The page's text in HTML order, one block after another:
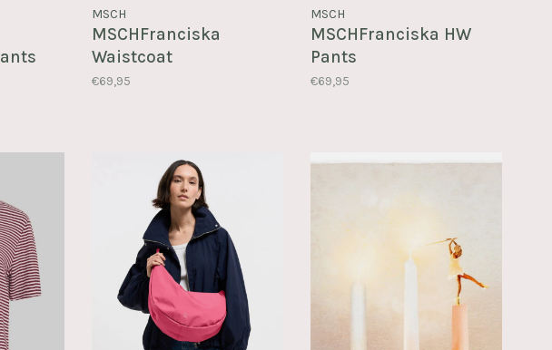
MSCH
MSCHFranciska
Waistcoat
€69,95
MSCH
MSCHFranciska HW
Pants
€69,95